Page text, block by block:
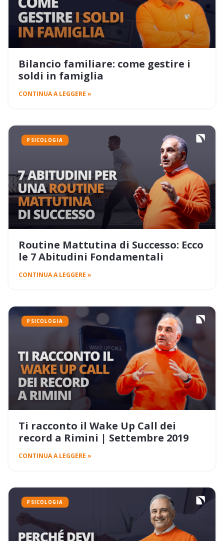
Bilancio familiare: come gestire i
soldi in famiglia
CONTINUA A LEGGERE »
PSICOLOGIA
Routine Mattutina di Successo: Ecco
le 7 Abitudini Fondamentali
CONTINUA A LEGGERE »
PSICOLOGIA
Ti racconto il Wake Up Call dei
record a Rimini | Settembre 2019
CONTINUA A LEGGERE »
PSICOLOGIA